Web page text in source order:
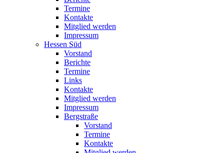
Termine
Kontakte
Mitglied werden
Impressum
Hessen Süd
Vorstand
Berichte
Termine
Links
Kontakte
Mitglied werden
Impressum
Bergstraße
Vorstand
Termine
Kontakte